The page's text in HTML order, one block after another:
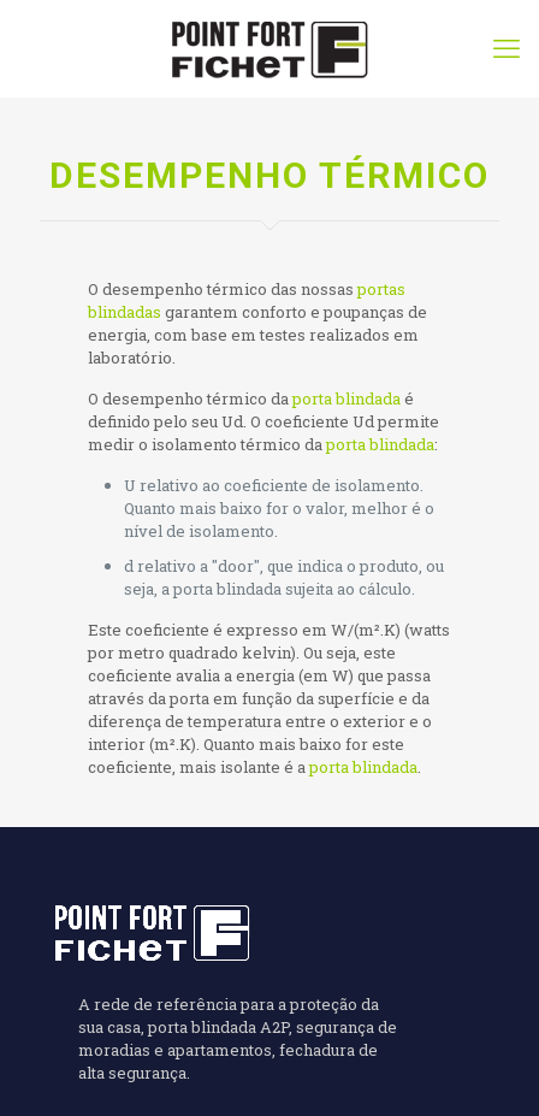
DESEMPENHO TÉRMICO
O desempenho térmico das nossasportas
blindadas garantem conforto e poupa­nças de
energia, com base em testes realizados em
laboratório.
O desempenho térmico daporta blindadaé
definido pelo seu Ud. O coeficiente Ud permite
medir o isolamento térmico daporta blindada:
U relativo ao coeficiente de isolamento.
Quanto mais baixo for o valor, melhor é o
nível de isolamento.
d relativo a "door", que indica o produto, ou
seja, a porta blindada sujeita ao cálculo.
Este coeficiente é expresso em W/(m².K) (watts
por metro quadrado kelvin). Ou seja, este
coeficiente avalia a energia (em W) que passa
através da porta em função da superfície e da
diferença de temperatura entre o exterior e o
interior (m².K). Quanto mais baixo for este
coeficiente, mais isolante é aporta blindada.
A rede de referência para a proteção da
sua casa, porta blindada A2P, segurança de
moradias e apartamentos, fechadura de
alta segurança.